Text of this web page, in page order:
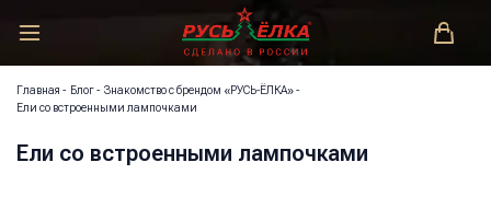
РУСЬ-ЁЛКА – ЗАКОНОДАТЕЛЬ МОДЫ!
Главная - Блог- Знакомство с брендом «РУСЬ-ЁЛКА»-
Ели со встроенными лампочками
Ели со встроенными лампочками